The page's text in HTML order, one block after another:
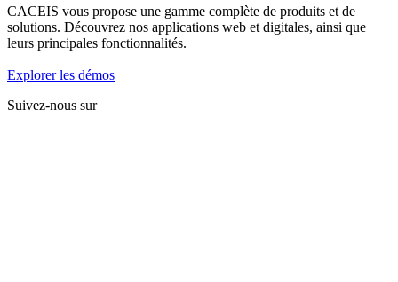
CACEIS vous propose une gamme complète de produits et de
solutions. Découvrez nos applications web et digitales, ainsi que
leurs principales fonctionnalités.
Explorer les démos
Suivez-nous sur